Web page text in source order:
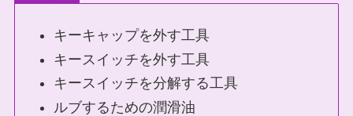
キーキャップを外す工具
キースイッチを外す工具
キースイッチを分解する工具
ルブするための潤滑油